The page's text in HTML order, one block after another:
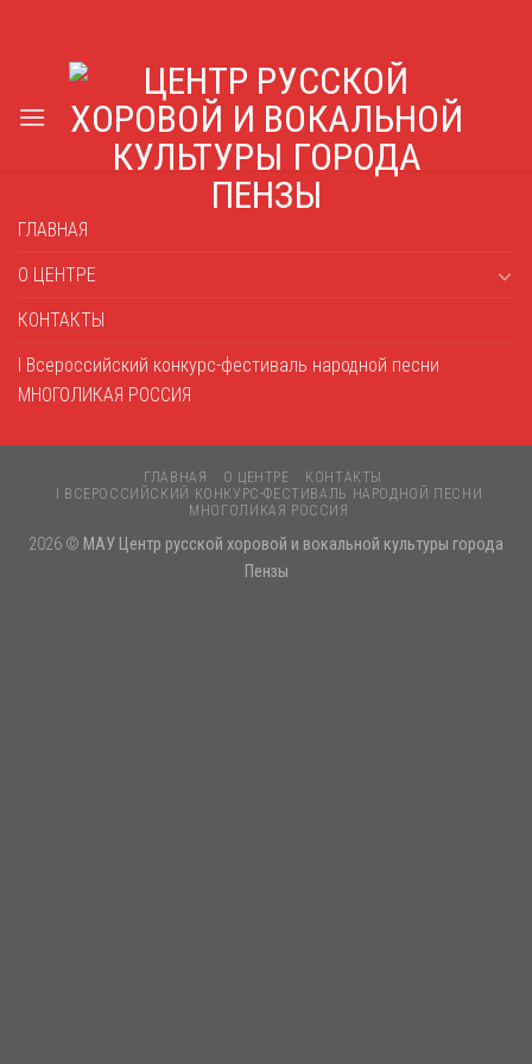
ГЛАВНАЯ
О ЦЕНТРЕ
КОНТАКТЫ
I Всероссийский конкурс-фестиваль народной песни
МНОГОЛИКАЯ РОССИЯ
ГЛАВНАЯ О ЦЕНТРЕ
КОНТАКТЫ
I ВСЕРОССИЙСКИЙ КОНКУРС-ФЕСТИВАЛЬ НАРОДНОЙ ПЕСНИ
МНОГОЛИКАЯ РОССИЯ
2026 © МАУ Центр русской хоровой и вокальной культуры города
Пензы